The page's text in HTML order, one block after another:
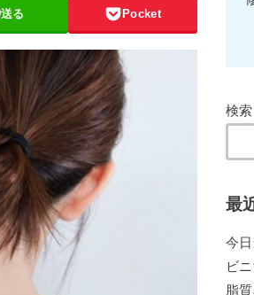
送る Pocket
検索
最
今
ビ
脂